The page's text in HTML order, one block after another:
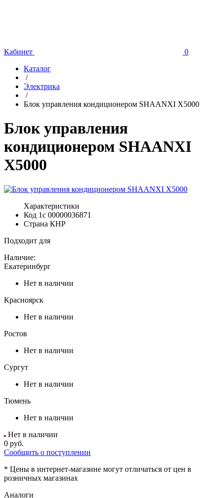
Кабинет
0
Каталог
/
Электрика
/
Блок управления кондиционером SHAANXI X5000
Блок управления
кондиционером SHAANXI
X5000
Характеристики
Код 1с 00000036871
Страна КНР
Подходит для
Наличие:
Екатеринбург
Нет в наличии
Красноярск
Нет в наличии
Ростов
Нет в наличии
Сургут
Нет в наличии
Тюмень
Нет в наличии
Нет в наличии
0 руб.
Сообщить о поступлении
* Цены в интернет-магазине могут отличаться от цен в
розничных магазинах
Аналоги